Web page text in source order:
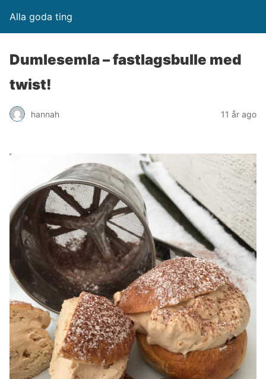
Alla goda ting
Dumlesemla – fastlagsbulle med
twist!
hannah 11 år ago